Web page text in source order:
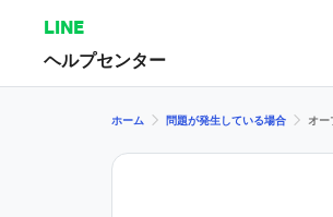
LINE
ヘルプセンター
ホーム 問題が発生している場合 オー